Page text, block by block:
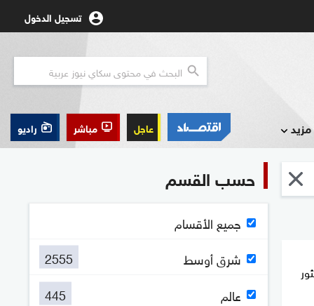
تسجيل الدخول
مزيد عاجل مباشر راديو
حسب القسم
جميع الأقسام
شرق أوسط
2555
عالم
445